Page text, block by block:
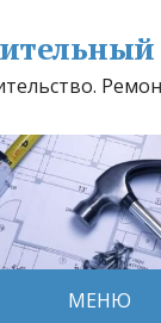
МЕНЮ